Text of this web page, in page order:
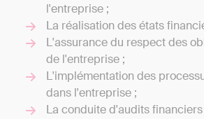
l'entreprise ;
La réalisation des états
L'assurance du respect des
de l'entreprise ;
L'implémentation des
dans l'entreprise ;
La conduite d'audits